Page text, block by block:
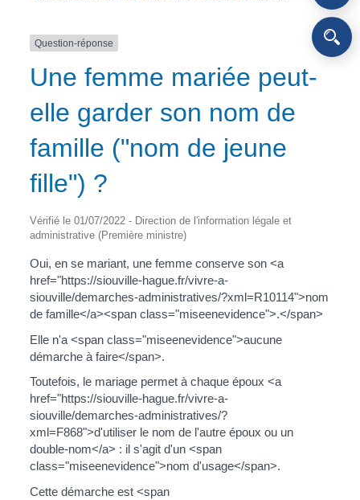
Question-réponse
Une femme mariée peut-
elle garder son nom de
famille ("nom de jeune
fille") ?
Vérifié le 01/07/2022 - Direction de l'information légale et
administrative (Première ministre)
Oui, en se mariant, une femme conserve son <a
href="https://siouville-hague.fr/vivre-a-
siouville/demarches-administratives/?xml=R10114">nom
de famille</a><span class="miseenevidence">.</span>
Elle n'a <span class="miseenevidence">aucune
démarche à faire</span>.
Toutefois, le mariage permet à chaque époux <a
href="https://siouville-hague.fr/vivre-a-
siouville/demarches-administratives/?
xml=F868">d'utiliser le nom de l'autre époux ou un
double-nom</a> : il s'agit d'un <span
class="miseenevidence">nom d'usage</span>.
Cette démarche est <span